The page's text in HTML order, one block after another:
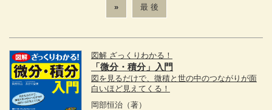
» 最 後
図解 ざっくりわかる！
「微分・積分」入門
図を見るだけで、微積と世の中のつながりが面
白いほど見えてくる！
岡部恒治 （著）